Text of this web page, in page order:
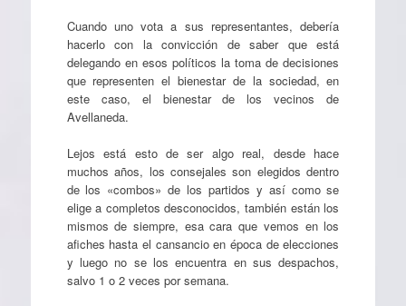
Cuando uno vota a sus representantes, debería
hacerlo con la convicción de saber que está
delegando en esos políticos la toma de decisiones
que representen el bienestar de la sociedad, en
este caso, el bienestar de los vecinos de
Avellaneda.
Lejos está esto de ser algo real, desde hace
muchos años, los consejales son elegidos dentro
de los «combos» de los partidos y así como se
elige a completos desconocidos, también están los
mismos de siempre, esa cara que vemos en los
afiches hasta el cansancio en época de elecciones
y luego no se los encuentra en sus despachos,
salvo 1 o 2 veces por semana.